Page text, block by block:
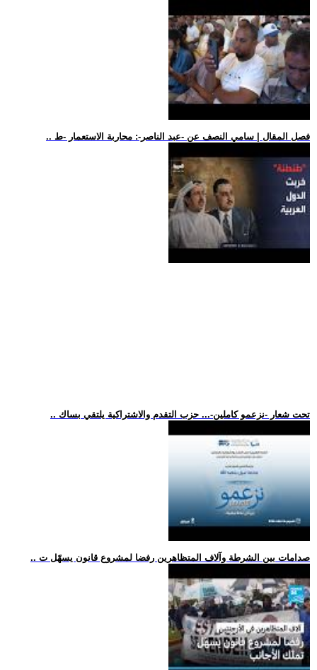
.. فصل المقال | سامي النصف عن -عبد الناصر-: محاربة الاستعمار -ط
.. تحت شعار -نزعمو كاملين-... حزب التقدم والاشتراكية يلتقي بساك
.. صدامات بين الشرطة وآلاف المتظاهرين رفضا لمشروع قانون يسهّل ت